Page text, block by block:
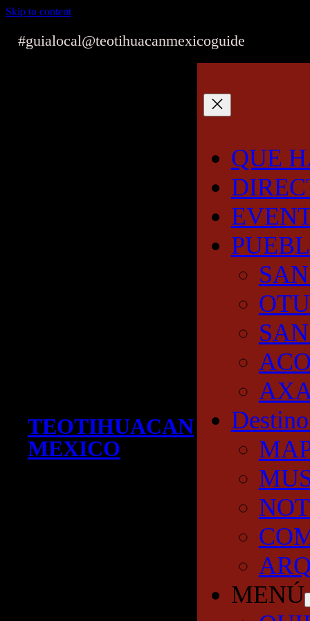
Skip to content
#guialocal@teotihuacanmexicoguide
TEOTIHUACAN
MEXICO
QUE
MENÚ